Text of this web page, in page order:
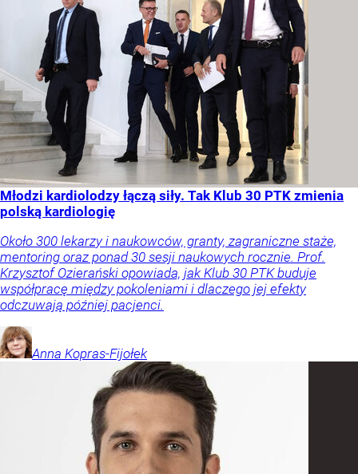
Młodzi kardiolodzy łączą siły. Tak Klub 30 PTK zmienia
polską kardiologię
Około 300 lekarzy i naukowców, granty, zagraniczne staże,
mentoring oraz ponad 30 sesji naukowych rocznie. Prof.
Krzysztof Ozierański opowiada, jak Klub 30 PTK buduje
współpracę między pokoleniami i dlaczego jej efekty
odczuwają później pacjenci.
Anna Kopras-Fijołek